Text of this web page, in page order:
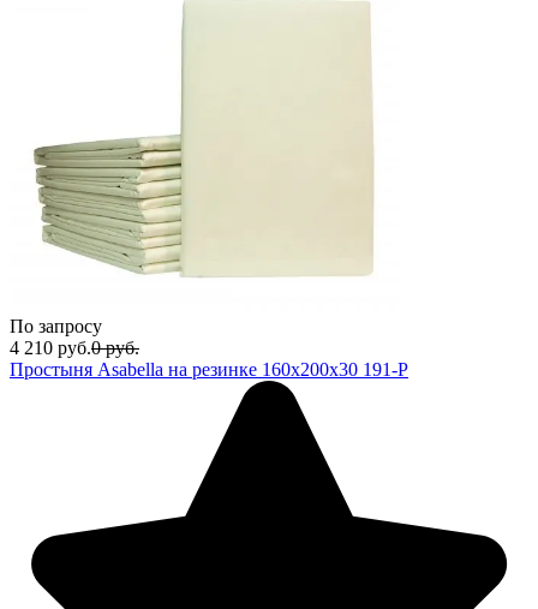
По запросу
4 210 руб.0 руб.
Простыня Asabella на резинке 160х200х30 191-Р